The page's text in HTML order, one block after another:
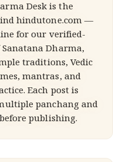
Desk is the
hindutone.com —
for our verified-
Dharma,
traditions, Vedic
mantras, and
Each post is
panchang and
publishing.